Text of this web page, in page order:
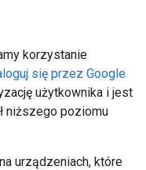
korzystanie
się przez Google
użytkownika i jest
niższego poziomu
urządzeniach, które